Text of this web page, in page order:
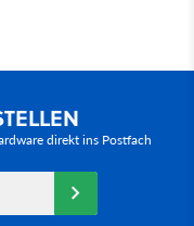
direkt ins Postfach